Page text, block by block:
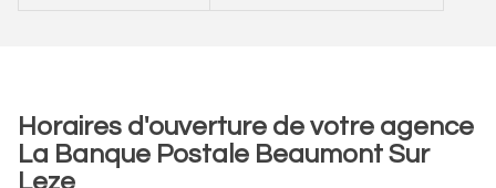
Horaires d'ouverture de votre agence
La Banque Postale Beaumont Sur
Leze